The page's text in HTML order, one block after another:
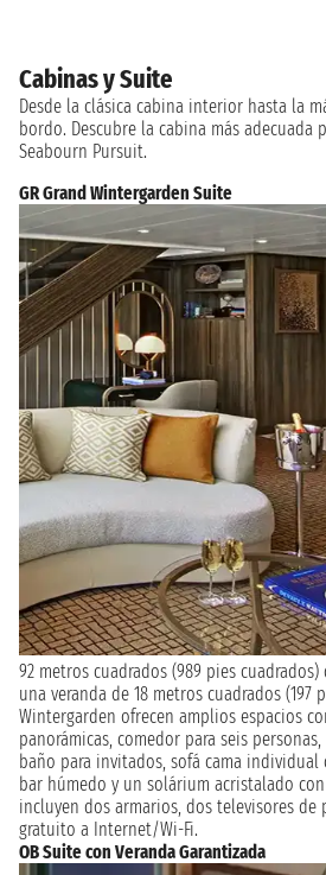
Cabinas y Suite
Desde la clásica cabina interior hasta la
bordo. Descubre la cabina más adecuada
Seabourn Pursuit.
GR Grand Wintergarden Suite
92 metros cuadrados (989 pies
una veranda de 18 metros cuadrados (197
Wintergarden ofrecen amplios espacios
panorámicas, comedor para seis
baño para invitados, sofá cama individual
bar húmedo y un solárium acristalado
incluyen dos armarios, dos televisores de
gratuito a Internet/Wi-Fi.
OB Suite con Veranda Garantizada